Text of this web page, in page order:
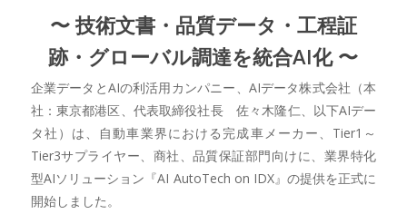
〜 技術文書・品質データ・工程証
跡・グローバル調達を統合AI化 〜
企業データとAIの利活用カンパニー、AIデータ株式会社（本
社：東京都港区、代表取締役社長 佐々木隆仁、以下AIデー
タ社）は、自動車業界における完成車メーカー、Tier1～
Tier3サプライヤー、商社、品質保証部門向けに、業界特化
型AIソリューション『AI AutoTech on IDX』の提供を正式に
開始しました。